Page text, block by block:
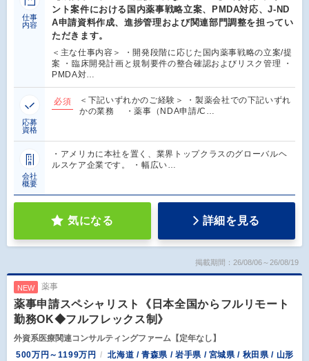
仕事
内容
ント案件における国内薬事戦略立案、PMDA対応、J-ND
A申請資料作成、進捗管理および関連部門調整を担ってい
ただきます。
＜主な仕事内容＞ ・開発段階に応じた国内薬事戦略の立案/提
案 ・臨床開発計画と規制要件の整合確認およびリスク管理 ・
PMDA対…
応募
資格
必須
＜下記いずれかのご経験＞ ・製薬会社での下記いずれ
かの業務 ・薬事（NDA申請/C…
会社
概要
・アメリカに本社を置く、業界トップクラスのグローバルヘ
ルスケア企業です。 ・幅広い…
気になる 詳細を見る
掲載期間：26/08/06～26/08/19
NEW 薬事
薬事申請スペシャリスト《日本全国からフルリモート
勤務OK◆フルフレックス制》
外資系医療関連コンサルティングファーム【定年なし】
500万円～1199万円
北海道 / 青森県 / 岩手県 / 宮城県 / 秋田県 / 山形